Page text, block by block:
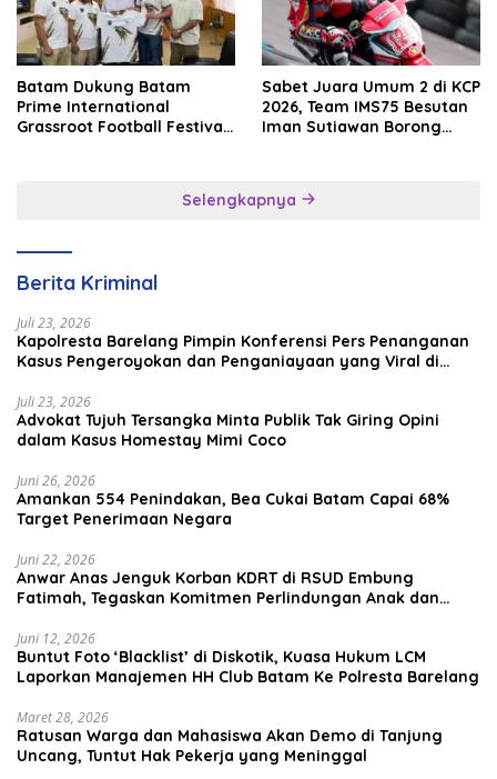
Batam Dukung Batam
Prime International
Grassroot Football Festival
Sabet Juara Umum 2 di KCP
2026, Team IMS75 Besutan
Iman Sutiawan Borong
Selengkapnya
Berita Kriminal
Juli 23, 2026
Kapolresta Barelang Pimpin Konferensi Pers Penanganan
Kasus Pengeroyokan dan Penganiayaan yang Viral di
Juli 23, 2026
Advokat Tujuh Tersangka Minta Publik Tak Giring Opini
dalam Kasus Homestay Mimi Coco
Juni 26, 2026
Amankan 554 Penindakan, Bea Cukai Batam Capai 68%
Target Penerimaan Negara
Juni 22, 2026
Anwar Anas Jenguk Korban KDRT di RSUD Embung
Fatimah, Tegaskan Komitmen Perlindungan Anak dan
Juni 12, 2026
Buntut Foto ‘Blacklist’ di Diskotik, Kuasa Hukum LCM
Laporkan Manajemen HH Club Batam Ke Polresta Barelang
Maret 28, 2026
Ratusan Warga dan Mahasiswa Akan Demo di Tanjung
Uncang, Tuntut Hak Pekerja yang Meninggal